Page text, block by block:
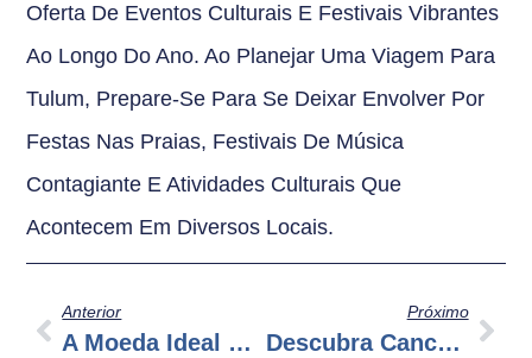
Oferta De Eventos Culturais E Festivais Vibrantes
Ao Longo Do Ano. Ao Planejar Uma Viagem Para
Tulum, Prepare-Se Para Se Deixar Envolver Por
Festas Nas Praias, Festivais De Música
Contagiante E Atividades Culturais Que
Acontecem Em Diversos Locais.
Anterior
A Moeda Ideal Para Usar Em Tulum: Dicas Para Viajantes
Próximo
Descubra Cancun: Um Roteiro Imperdível De 7 Dias